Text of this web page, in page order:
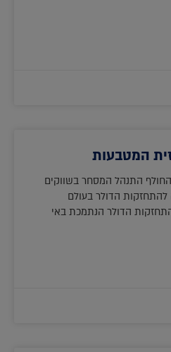
המטבעות
התנהל המסחר בשווקים
להתחזקות הדולר בעולם
הדולר הנתמכת באי